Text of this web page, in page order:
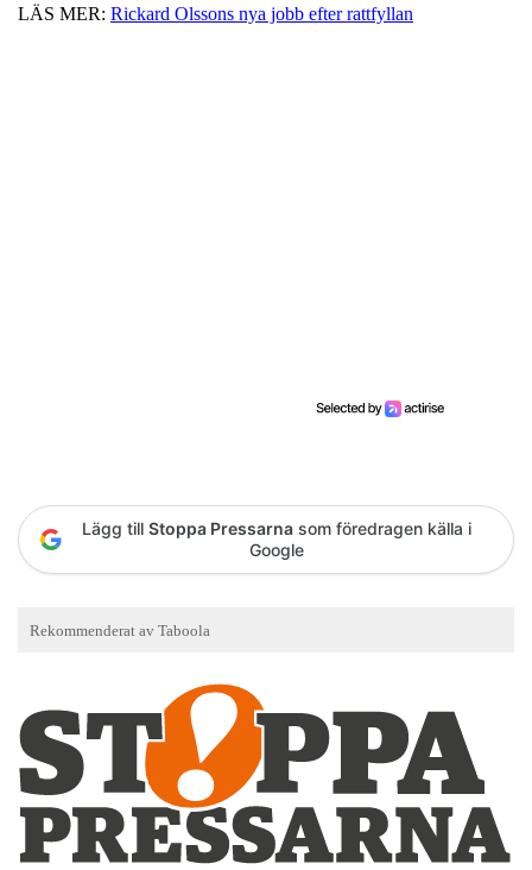
LÄS MER: Rickard Olssons nya jobb efter rattfyllan
Lägg till Stoppa Pressarna som föredragen källa i
Google